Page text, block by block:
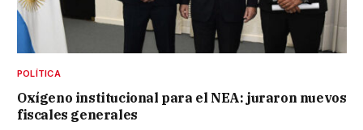
POLÍTICA
Oxígeno institucional para el NEA: juraron nuevos
fiscales generales